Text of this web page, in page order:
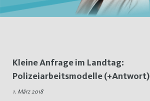
Schlagwort:
Arbeitssituation
Kleine Anfrage im Landtag:
Polizeiarbeitsmodelle (+Antwort)
1. März 2018